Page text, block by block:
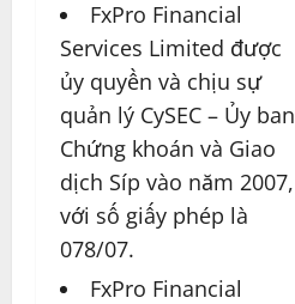
FxPro Financial
Services Limited được
ủy quyền và chịu sự
quản lý CySEC – Ủy ban
Chứng khoán và Giao
dịch Síp vào năm 2007,
với số giấy phép là
078/07.
FxPro Financial